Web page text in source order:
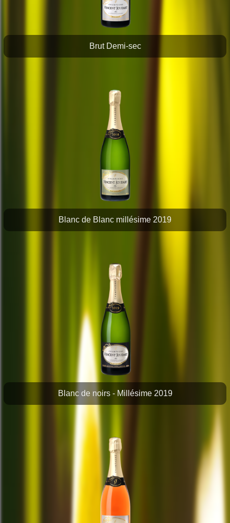
Brut Demi-sec
Blanc de Blanc millésime 2019
Blanc de noirs - Millésime 2019